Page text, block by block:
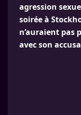
agression
soirée à
n’auraient pas
avec son